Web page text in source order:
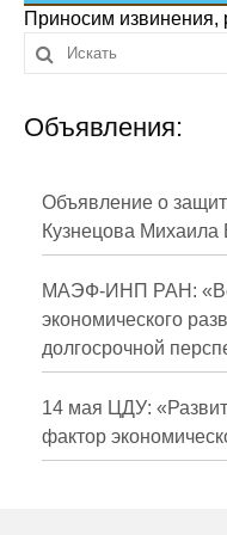
Сотрудники
Отчетность
Публикации
Научная жизнь
Издания
Проблемы
О
Приносим извинения,
Объявления:
Объявление о
Кузнецова Михаила
МАЭФ-ИНП РАН:
экономического
долгосрочной
14 мая ЦДУ:
фактор